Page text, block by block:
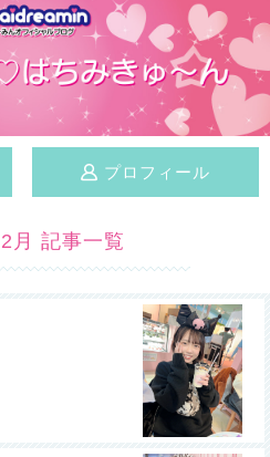
プロフィール
月 記事一覧